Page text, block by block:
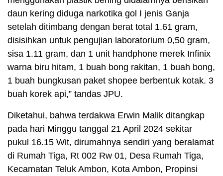
daun kering diduga narkotika gol I jenis Ganja
setelah ditimbang dengan berat total 1.61 gram,
disisihkan untuk pengujian laboratorium 0,50 gram,
sisa 1.11 gram, dan 1 unit handphone merek Infinix
warna biru hitam, 1 buah bong rakitan, 1 buah bong,
1 buah bungkusan paket shopee berbentuk kotak. 3
buah korek api,” tandas JPU.
Diketahui, bahwa terdakwa Erwin Malik ditangkap
pada hari Minggu tanggal 21 April 2024 sekitar
pukul 16.15 Wit, dirumahnya sendiri yang beralamat
di Rumah Tiga, Rt 002 Rw 01, Desa Rumah Tiga,
Kecamatan Teluk Ambon, Kota Ambon, Propinsi